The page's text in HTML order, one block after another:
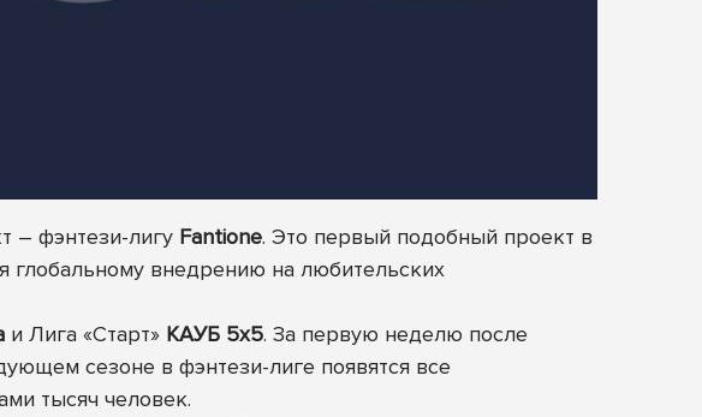
– фэнтези-лигу Fantione. Это первый подобный проект в
глобальному внедрению на любительских
и Лига «Старт» КАУБ 5х5. За первую неделю после
сезоне в фэнтези-лиге появятся все
тысяч человек.